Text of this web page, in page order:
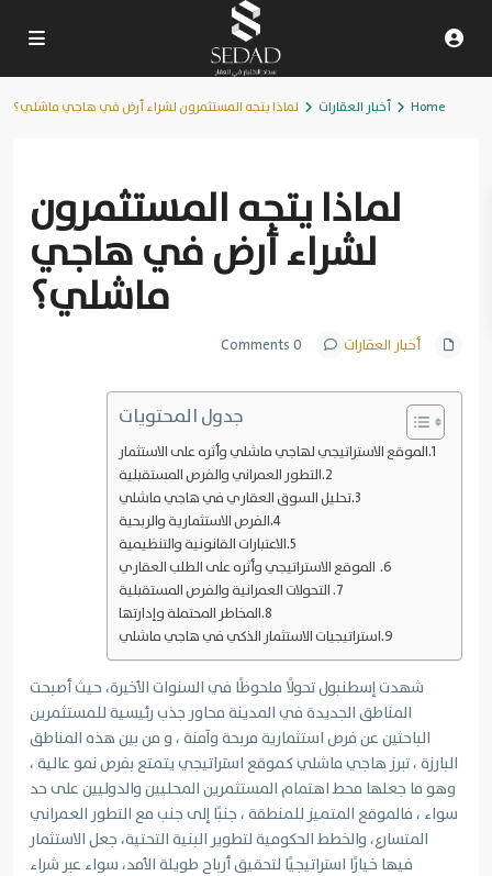
Home أخبار العقارات لماذا يتجه المستثمرون لشراء أرض في هاجي ماشلي؟
لماذا يتجه المستثمرون
لشراء أرض في هاجي
ماشلي؟
أخبار العقارات
جدول المحتويات
الموقع الاستراتيجي لهاجي ماشلي وأثره على الاستثمار
التطور العمراني والفرص المستقبلية
تحليل السوق العقاري في هاجي ماشلي
الفرص الاستثمارية والربحية
الاعتبارات القانونية والتنظيمية
الموقع الاستراتيجي وأثره على الطلب العقاري
التحولات العمرانية والفرص المستقبلية
المخاطر المحتملة وإدارتها
استراتيجيات الاستثمار الذكي في هاجي ماشلي
شهدت إسطنبول تحولًا ملحوظًا في السنوات الأخيرة، حيث أصبحت
المناطق الجديدة في المدينة محاور جذب رئيسية للمستثمرين
الباحثين عن فرص استثمارية مربحة وآمنة ، و من بين هذه المناطق
البارزة ، تبرز هاجي ماشلي كموقع استراتيجي يتمتع بفرص نمو عالية ،
وهو ما جعلها محط اهتمام المستثمرين المحليين والدوليين على حد
سواء ، فالموقع المتميز للمنطقة ، جنبًا إلى جنب مع التطور العمراني
المتسارع، والخطط الحكومية لتطوير البنية التحتية، جعل الاستثمار
فيها خيارًا استراتيجيًا لتحقيق أرباح طويلة الأمد، سواء عبر شراء